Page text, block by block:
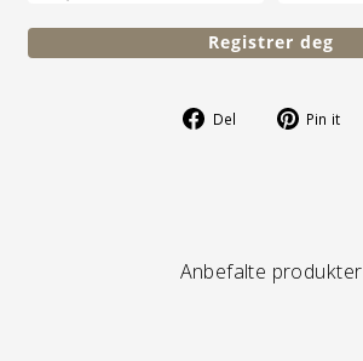
Registrer deg
Del
Del
Pin it
Anbefalte produkter